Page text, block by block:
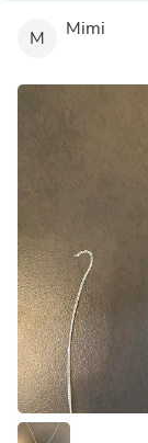
M Mimi